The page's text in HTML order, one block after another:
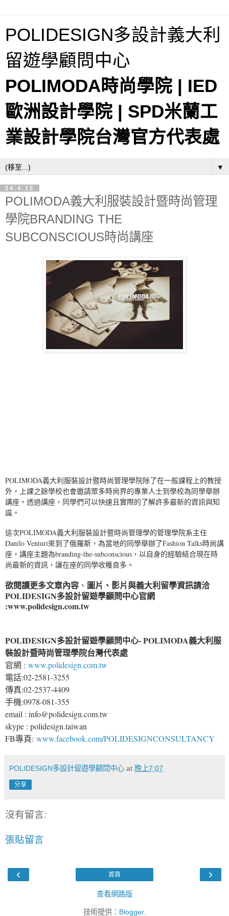
POLIDESIGN多設計義大利
留遊學顧問中心
POLIMODA時尚學院 | IED
歐洲設計學院 | SPD米蘭工
業設計學院台灣官方代表處
▼
24.4.15
POLIMODA義大利服裝設計暨時尚管理
學院BRANDING THE
SUBCONSCIOUS時尚講座
POLIMODA義大利服裝設計暨時尚管理學院除了在一般課程上的教授
外，上課之餘學校也會邀請眾多時尚界的專業人士到學校為同學舉辦
講座。透過講座，同學們可以快速且實際的了解許多最新的資訊與知
識。
這次POLIMODA義大利服裝設計暨時尚管理學的管理學院系主任
Danilo Venturi來到了俄羅斯，為當地的同學舉辦了Fashion Talks時尚講
座，講座主題為branding-the-subconscious，以自身的經驗結合現在時
尚最新的資訊，讓在座的同學收穫良多。
欲閱讀更多文章內容 、 圖片、影片與義大利留學資訊請洽
POLIDESIGN多設計留遊學顧問中心官網
:www.polidesign.com.tw
POLIDESIGN多設計留遊學顧問中心- POLIMODA義大利服
裝設計暨時尚管理學院台灣代表處
官網 : www.polidesign.com.tw
電話:02-2581-3255
傳真:02-2537-4409
手機:0978-081-355
email : info@polidesign.com.tw
skype : polidesign.taiwan
FB專頁: www.facebook.com/POLIDESIGNCONSULTANCY
POLIDESIGN多設計留遊學顧問中心 at 晚上7:07
分享
沒有留言:
張貼留言
‹ ›
首頁
查看網路版
技術提供： Blogger.